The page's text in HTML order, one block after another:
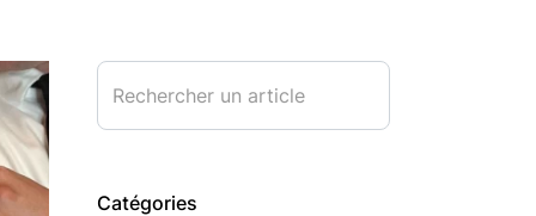
Catégories